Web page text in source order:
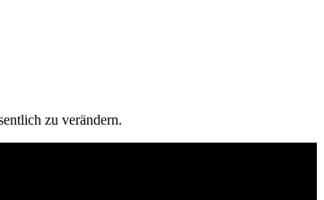
zu verändern.